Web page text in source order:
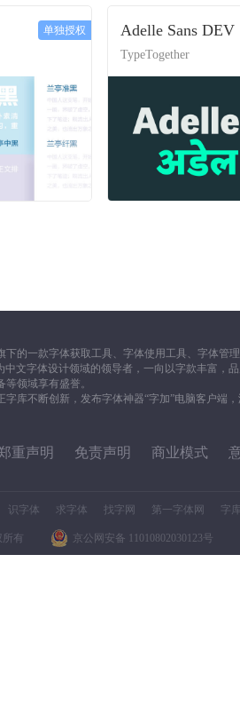
单独授权 Adelle Sans DEV
TypeTogether
下的一款字体获取工具、字体使用工具、字体管
中文字体设计领域的领导者，一向以字款丰富，
领域享有盛誉。
字库不断创新，发布字体神器“字加”电脑客户端
重声明 免责声明 商业模式
识字体 求字体 找字网 第一字体网 字
有 京公网安备 11010802030123号